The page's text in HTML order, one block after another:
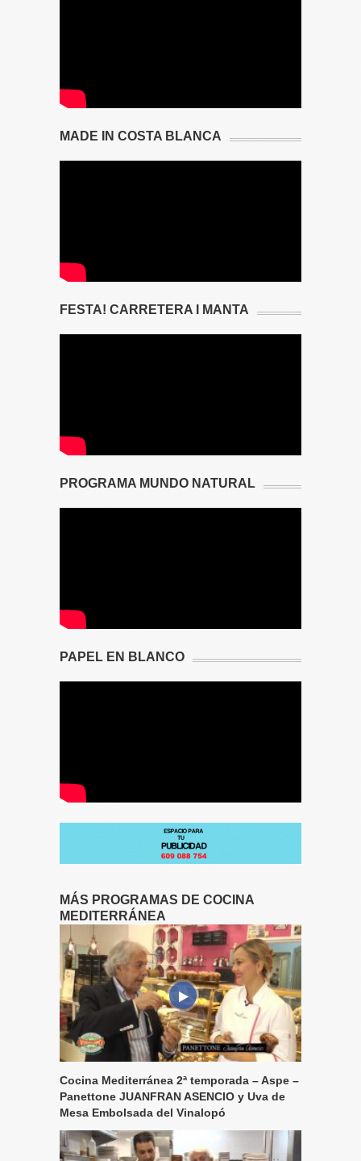
MADE IN COSTA BLANCA
FESTA! CARRETERA I MANTA
PROGRAMA MUNDO NATURAL
PAPEL EN BLANCO
MÁS PROGRAMAS DE COCINA
MEDITERRÁNEA
Cocina Mediterránea 2ª temporada – Aspe –
Panettone JUANFRAN ASENCIO y Uva de
Mesa Embolsada del Vinalopó